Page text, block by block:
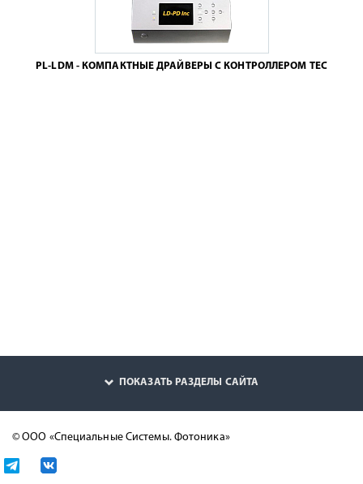
PL-LDM - КОМПАКТНЫЕ ДРАЙВЕРЫ С КОНТРОЛЛЕРОМ TEC
ПОКАЗАТЬ РАЗДЕЛЫ САЙТА
© ООО «Специальные Системы. Фотоника»